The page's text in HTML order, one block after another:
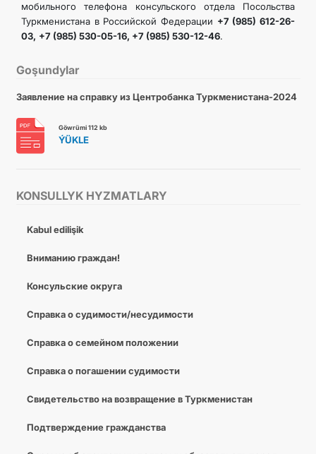
KONSULLYK HYZMATLARY
Kabul edilişik
Вниманию граждан!
Консульские округа
Справка о судимости/несудимости
Справка о семейном положении
Справка о погашении судимости
Cвидетельство на возвращение в Туркменистан
Подтверждение гражданства
мобильного телефона консульского отдела Посольства
Туркменистана в Российской Федерации +7 (985) 612-26-
03, +7 (985) 530-05-16, +7 (985) 530-12-46.
Goşundylar
Заявление на справку из Центробанка Туркменистана-2024
Göwrümi 112 kb
ÝÜKLE